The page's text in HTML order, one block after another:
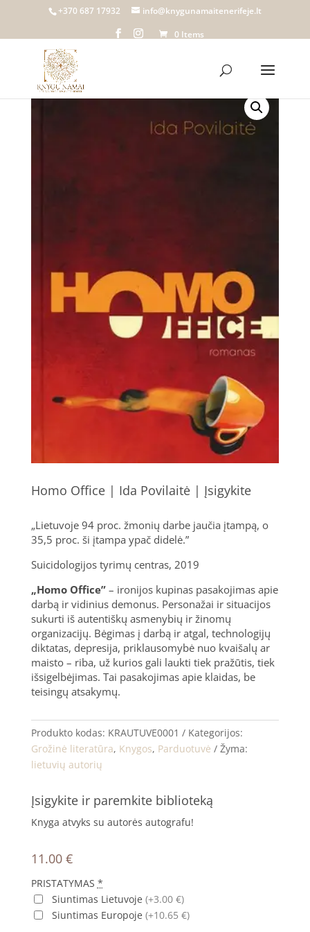
+370 687 17932
info@knygunamaitenerifeje.lt
0 Items
Home/Knygų namai Tenerifeje
Knygos/ Homo Office | Ida Povilaitė | Įsigykite
Homo Office | Ida Povilaitė | Įsigykite
„Lietuvoje 94 proc. žmonių darbe jaučia įtampą, o
35,5 proc. ši įtampa ypač didelė.”
Suicidologijos tyrimų centras, 2019
„Homo Office”– ironijos kupinas pasakojimas apie
darbą ir vidinius demonus. Personažai ir situacijos
sukurti iš autentiškų asmenybių ir žinomų
organizacijų. Bėgimas į darbą ir atgal, technologijų
diktatas, depresija, priklausomybė nuo kvaišalų ar
maisto – riba, už kurios gali laukti tiek pražūtis, tiek
išsigelbėjimas. Tai pasakojimas apie klaidas, be
teisingų atsakymų.
Produkto kodas: KRAUTUVE0001
Kategorijos:
Grožinė literatūra, Knygos, Parduotuvė
Žyma:
lietuvių autorių
Įsigykite ir paremkite biblioteką
Knyga atvyks su autorės autografu!
11.00 €
PRISTATYMAS *
Siuntimas Lietuvoje (+3.00 €)
Siuntimas Europoje (+10.65 €)